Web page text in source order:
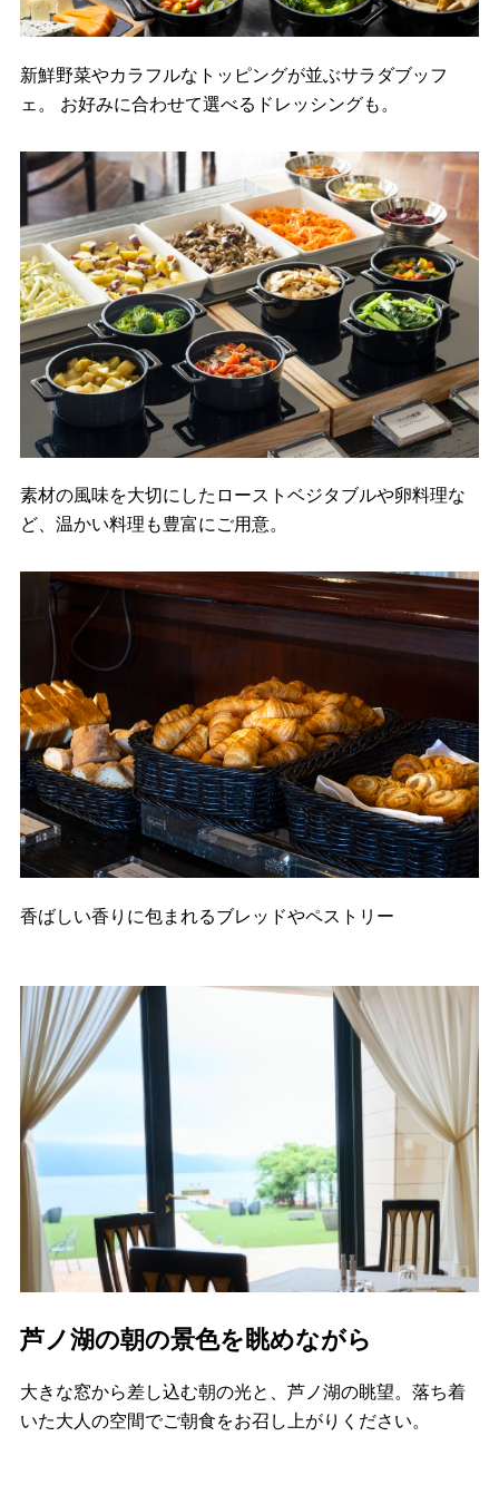
新鮮野菜やカラフルなトッピングが並ぶサラダブッフ
ェ。 お好みに合わせて選べるドレッシングも。
素材の風味を大切にしたローストベジタブルや卵料理な
ど、温かい料理も豊富にご用意。
香ばしい香りに包まれるブレッドやペストリー
芦ノ湖の朝の景色を眺めながら
大きな窓から差し込む朝の光と、芦ノ湖の眺望。落ち着
いた大人の空間でご朝食をお召し上がりください。